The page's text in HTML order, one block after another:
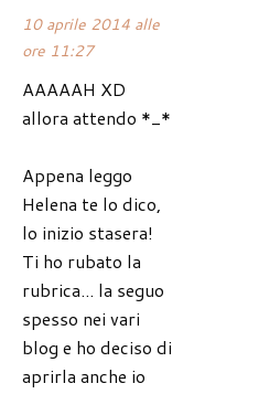
10 aprile 2014 alle
ore 11:27
AAAAAH XD
allora attendo *_*
Appena leggo
Helena te lo dico,
lo inizio stasera!
Ti ho rubato la
rubrica... la seguo
spesso nei vari
blog e ho deciso di
aprirla anche io